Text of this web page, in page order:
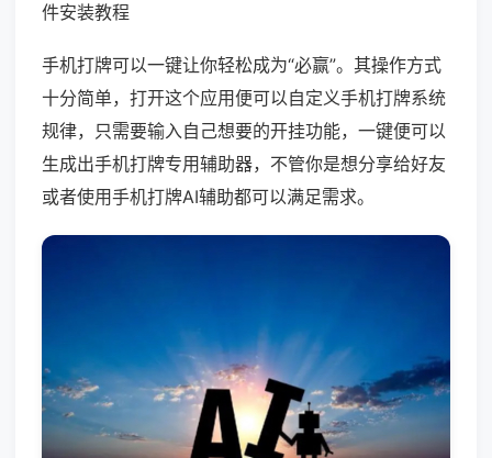
件安装教程
手机打牌可以一键让你轻松成为“必赢”。其操作方式
十分简单，打开这个应用便可以自定义手机打牌系统
规律，只需要输入自己想要的开挂功能，一键便可以
生成出手机打牌专用辅助器，不管你是想分享给好友
或者使用手机打牌AI辅助都可以满足需求。